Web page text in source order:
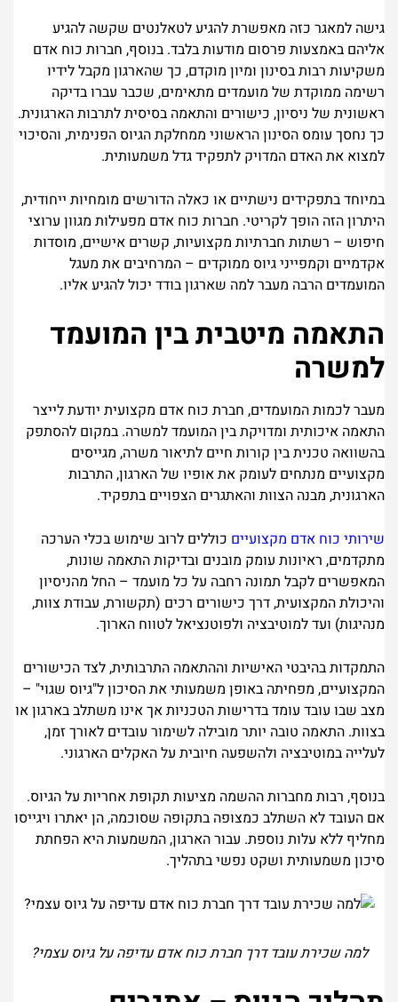
גישה למאגר כזה מאפשרת להגיע לטאלנטים שקשה להגיע
אליהם באמצעות פרסום מודעות בלבד. בנוסף, חברות כוח אדם
משקיעות רבות בסינון ומיון מוקדם, כך שהארגון מקבל לידיו
רשימה ממוקדת של מועמדים מתאימים, שכבר עברו בדיקה
ראשונית של ניסיון, כישורים והתאמה בסיסית לתרבות הארגונית.
כך נחסך עומס הסינון הראשוני ממחלקת הגיוס הפנימית, והסיכוי
למצוא את האדם המדויק לתפקיד גדל משמעותית.
במיוחד בתפקידים נישתיים או כאלה הדורשים מומחיות ייחודית,
היתרון הזה הופך לקריטי. חברות כוח אדם מפעילות מגוון ערוצי
חיפוש – רשתות חברתיות מקצועיות, קשרים אישיים, מוסדות
אקדמיים וקמפייני גיוס ממוקדים – המרחיבים את מעגל
המועמדים הרבה מעבר למה שארגון בודד יכול להגיע אליו.
התאמה מיטבית בין המועמד
למשרה
מעבר לכמות המועמדים, חברת כוח אדם מקצועית יודעת לייצר
התאמה איכותית ומדויקת בין המועמד למשרה. במקום להסתפק
בהשוואה טכנית בין קורות חיים לתיאור משרה, מגייסים
מקצועיים מנתחים לעומק את אופיו של הארגון, התרבות
הארגונית, מבנה הצוות והאתגרים הצפויים בתפקיד.
שירותי כוח אדם מקצועיים כוללים לרוב שימוש בכלי הערכה
מתקדמים, ראיונות עומק מובנים ובדיקות התאמה שונות,
המאפשרים לקבל תמונה רחבה על כל מועמד – החל מהניסיון
והיכולת המקצועית, דרך כישורים רכים (תקשורת, עבודת צוות,
מנהיגות) ועד למוטיבציה ולפוטנציאל לטווח הארוך.
התמקדות בהיבטי האישיות וההתאמה התרבותית, לצד הכישורים
המקצועיים, מפחיתה באופן משמעותי את הסיכון ל"גיוס שגוי" –
מצב שבו עובד עומד בדרישות הטכניות אך אינו משתלב בארגון או
בצוות. התאמה טובה יותר מובילה לשימור עובדים לאורך זמן,
לעלייה במוטיבציה ולהשפעה חיובית על האקלים הארגוני.
בנוסף, רבות מחברות ההשמה מציעות תקופת אחריות על הגיוס.
אם העובד לא השתלב כמצופה בתקופה שסוכמה, הן יאתרו ויגייסו
מחליף ללא עלות נוספת. עבור הארגון, המשמעות היא הפחתת
סיכון משמעותית ושקט נפשי בתהליך.
למה שכירת עובד דרך חברת כוח אדם עדיפה על גיוס עצמי?